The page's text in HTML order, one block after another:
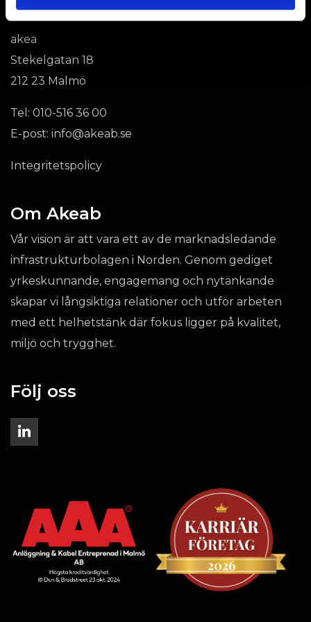
Kontakt
akea
Stekelgatan 18
212 23 Malmö
Tel: 010-516 36 00
E-post: info@akeab.se
Integritetspolicy
Om Akeab
Vår vision är att vara ett av de marknadsledande
infrastrukturbolagen i Norden. Genom gediget
yrkeskunnande, engagemang och nytänkande
skapar vi långsiktiga relationer och utför arbeten
med ett helhetstänk där fokus ligger på kvalitet,
miljö och trygghet.
Följ oss